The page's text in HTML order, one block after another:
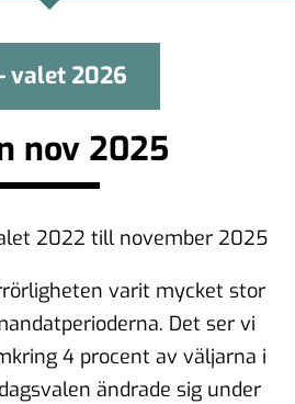
valet 2026
nov 2025
2022 till november 2025
varit mycket stor
Det ser vi
4 procent av väljarna i
ändrade sig under